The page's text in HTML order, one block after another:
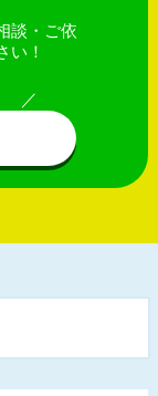
談・ご依
い！